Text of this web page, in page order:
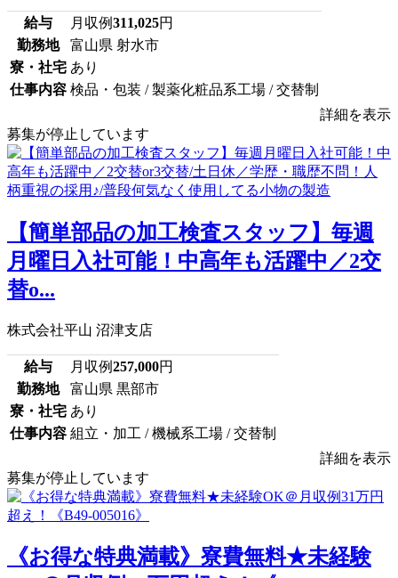
給与 月収例311,025円
勤務地
富山県 射水市
寮・社宅 あり
仕事内容 検品・包装 / 製薬化粧品系工場 / 交替制
詳細を表示
募集が停止しています
【簡単部品の加工検査スタッフ】毎週
月曜日入社可能！中高年も活躍中／2交
替o...
株式会社平山 沼津支店
給与 月収例257,000円
勤務地
富山県 黒部市
寮・社宅 あり
仕事内容 組立・加工 / 機械系工場 / 交替制
詳細を表示
募集が停止しています
《お得な特典満載》寮費無料★未経験